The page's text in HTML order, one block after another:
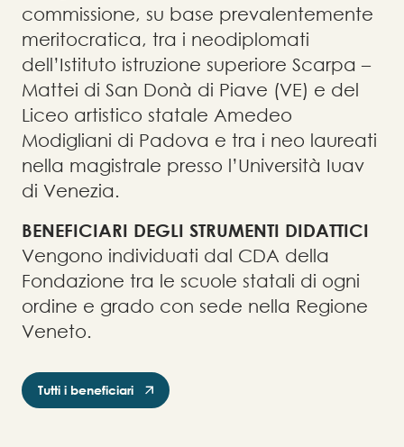
commissione, su base prevalentemente
meritocratica, tra i neodiplomati
dell’Istituto istruzione superiore Scarpa –
Mattei di San Donà di Piave (VE) e del
Liceo artistico statale Amedeo
Modigliani di Padova e tra i neo laureati
nella magistrale presso l’Università Iuav
di Venezia.
BENEFICIARI DEGLI STRUMENTI DIDATTICI
Vengono individuati dal CDA della
Fondazione tra le scuole statali di ogni
ordine e grado con sede nella Regione
Veneto.
Tutti i beneficiari